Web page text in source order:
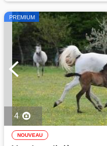
PREMIUM
4
NOUVEAU